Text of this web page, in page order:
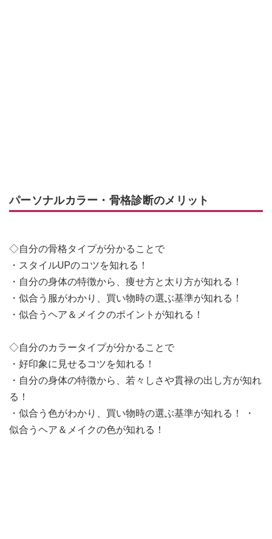
パーソナルカラー・骨格診断のメリット
◇自分の骨格タイプが分かることで
・スタイルUPのコツを知れる！
・自分の身体の特徴から、痩せ方と太り方が知れる！
・似合う服がわかり、買い物時の選ぶ基準が知れる！
・似合うヘア＆メイクのポイントが知れる！
◇自分のカラータイプが分かることで
・好印象に見せるコツを知れる！
・自分の身体の特徴から、若々しさや貫禄の出し方が知れ
る！
・似合う色がわかり、買い物時の選ぶ基準が知れる！ ・
似合うヘア＆メイクの色が知れる！